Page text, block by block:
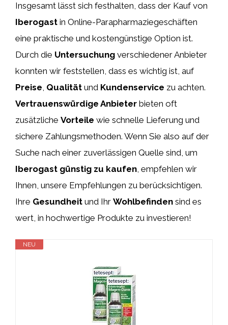
Insgesamt lässt sich festhalten, dass der Kauf von
Iberogast in Online-Parapharmaziegeschäften
eine praktische und kostengünstige Option ist.
Durch die Untersuchung verschiedener Anbieter
konnten wir feststellen, dass es wichtig ist, auf
Preise, Qualität und Kundenservice zu achten.
Vertrauenswürdige Anbieter bieten oft
zusätzliche Vorteile wie schnelle Lieferung und
sichere Zahlungsmethoden. Wenn Sie also auf der
Suche nach einer zuverlässigen Quelle sind, um
Iberogast günstig zu kaufen, empfehlen wir
Ihnen, unsere Empfehlungen zu berücksichtigen.
Ihre Gesundheit und Ihr Wohlbefinden sind es
wert, in hochwertige Produkte zu investieren!
NEU